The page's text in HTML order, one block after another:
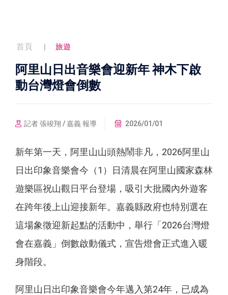
首頁 旅遊
阿里山日出音樂會迎新年 神木下啟
動台灣燈會倒數
記者 張竣翔 / 嘉義 報導 2026/01/01
新年第一天，阿里山山頭熱鬧非凡，2026阿里山
日出印象音樂會今（1）日清晨在阿里山國家森林
遊樂區祝山觀日平台登場，吸引大批國內外遊客
在跨年後上山迎接新年。嘉義縣政府也特別選在
這場象徵迎新起點的活動中，舉行「2026台灣燈
會在嘉義」倒數啟動儀式，宣告燈會正式進入暖
身階段。
阿里山日出印象音樂會今年邁入第24年，已成為